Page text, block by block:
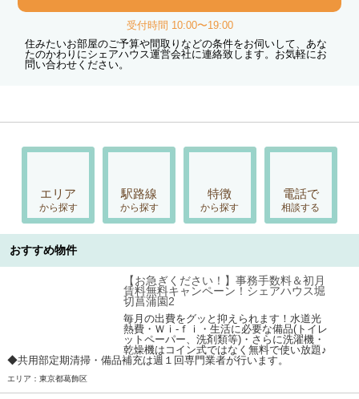
受付時間 10:00〜19:00
住みたいお部屋のご予算や間取りなどの条件をお伺いして、あな
たのかわりにシェアハウス運営会社に連絡致します。お気軽にお
問い合わせください。
エリア
から探す
駅路線
から探す
特徴
から探す
電話で
相談する
おすすめ物件
【お急ぎください！】事務手数料＆初月
賃料無料キャンペーン！シェアハウス堀
切菖蒲園2
毎月の出費をグッと抑えられます！水道光
熱費・Ｗｉ-ｆｉ・生活に必要な備品(トイレ
ットペーパー、洗剤類等)・さらに洗濯機・
乾燥機はコイン式ではなく無料で使い放題♪
◆共用部定期清掃・備品補充は週１回専門業者が行います。
エリア：東京都葛飾区